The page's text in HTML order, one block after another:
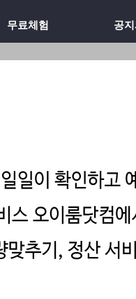
무료체험 공